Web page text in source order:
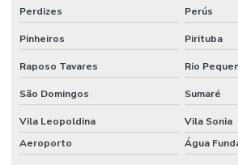
Gravação em nuvem para cftv corporativo
Identificação facial para condominios
Instalação de camera ip
Instalação de controle de acesso
Perdizes Perús
Pinheiros Pirituba
Raposo Tavares Rio
São Domingos Sumaré
Vila Leopoldina
Vila Sonia
Aeroporto
Água